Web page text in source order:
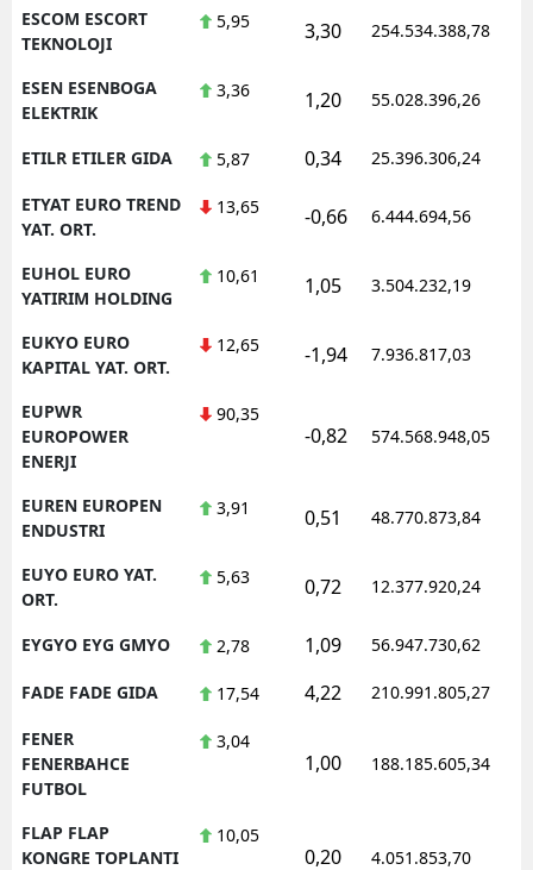
ESCOM ESCORT
TEKNOLOJI
5,95 3,30 254.534.388,78
ESEN ESENBOGA
ELEKTRIK
3,36 1,20 55.028.396,26
ETILR ETILER GIDA 5,87 0,34 25.396.306,24
ETYAT EURO TREND
YAT. ORT.
13,65 -0,66 6.444.694,56
EUHOL EURO
YATIRIM HOLDING
10,61 1,05 3.504.232,19
EUKYO EURO
KAPITAL YAT. ORT.
12,65 -1,94 7.936.817,03
EUPWR
EUROPOWER
ENERJI
90,35
-0,82 574.568.948,05
EUREN EUROPEN
ENDUSTRI
3,91 0,51 48.770.873,84
EUYO EURO YAT.
ORT.
5,63 0,72 12.377.920,24
EYGYO EYG GMYO 2,78 1,09 56.947.730,62
FADE FADE GIDA 17,54 4,22 210.991.805,27
FENER
FENERBAHCE
FUTBOL
3,04
1,00 188.185.605,34
FLAP FLAP
KONGRE TOPLANTI
10,05
0,20 4.051.853,70